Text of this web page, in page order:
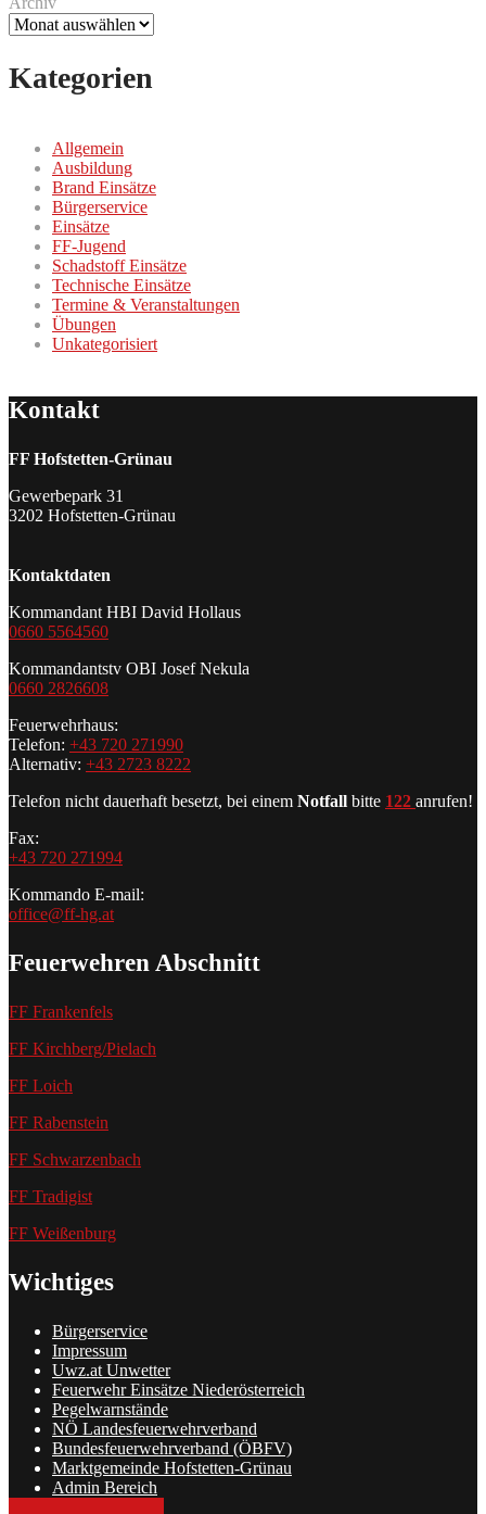
Kategorien
Allgemein
Ausbildung
Brand Einsätze
Bürgerservice
Einsätze
FF-Jugend
Schadstoff Einsätze
Technische Einsätze
Termine & Veranstaltungen
Übungen
Unkategorisiert
Kontakt
FF Hofstetten-Grünau
Gewerbepark 31
3202 Hofstetten-Grünau
Kontaktdaten
Kommandant HBI David Hollaus
0660 5564560
Kommandantstv OBI Josef Nekula
0660 2826608
Feuerwehrhaus:
Telefon: +43 720 271990
Alternativ: +43 2723 8222
Telefon nicht dauerhaft besetzt, bei einem Notfall bitte 122 anrufen!
Fax:
+43 720 271994
Kommando E-mail:
office@ff-hg.at
Feuerwehren Abschnitt
FF Frankenfels
FF Kirchberg/Pielach
FF Loich
FF Rabenstein
FF Schwarzenbach
FF Tradigist
FF Weißenburg
Wichtiges
Bürgerservice
Impressum
Uwz.at Unwetter
Feuerwehr Einsätze Niederösterreich
Pegelwarnstände
NÖ Landesfeuerwehrverband
Bundesfeuerwehrverband (ÖBFV)
Marktgemeinde Hofstetten-Grünau
Admin Bereich